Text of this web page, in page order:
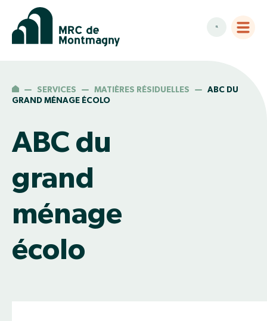
SERVICES MATIÈRES RÉSIDUELLES
ABC DU
GRAND MÉNAGE ÉCOLO
ABC du
grand
ménage
écolo